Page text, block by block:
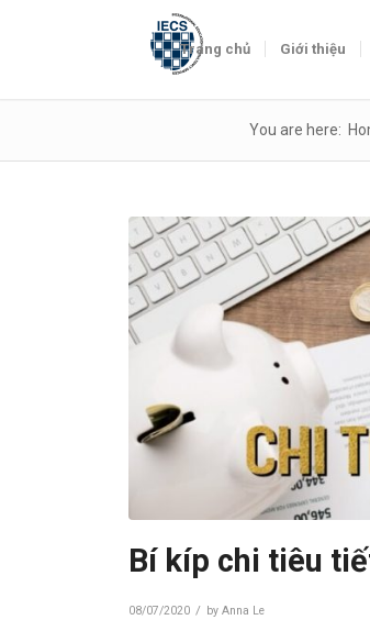
Trang chủ Giới thiệu
You are here:
Bí kíp chi tiêu
08/07/2020 / byAnna Le